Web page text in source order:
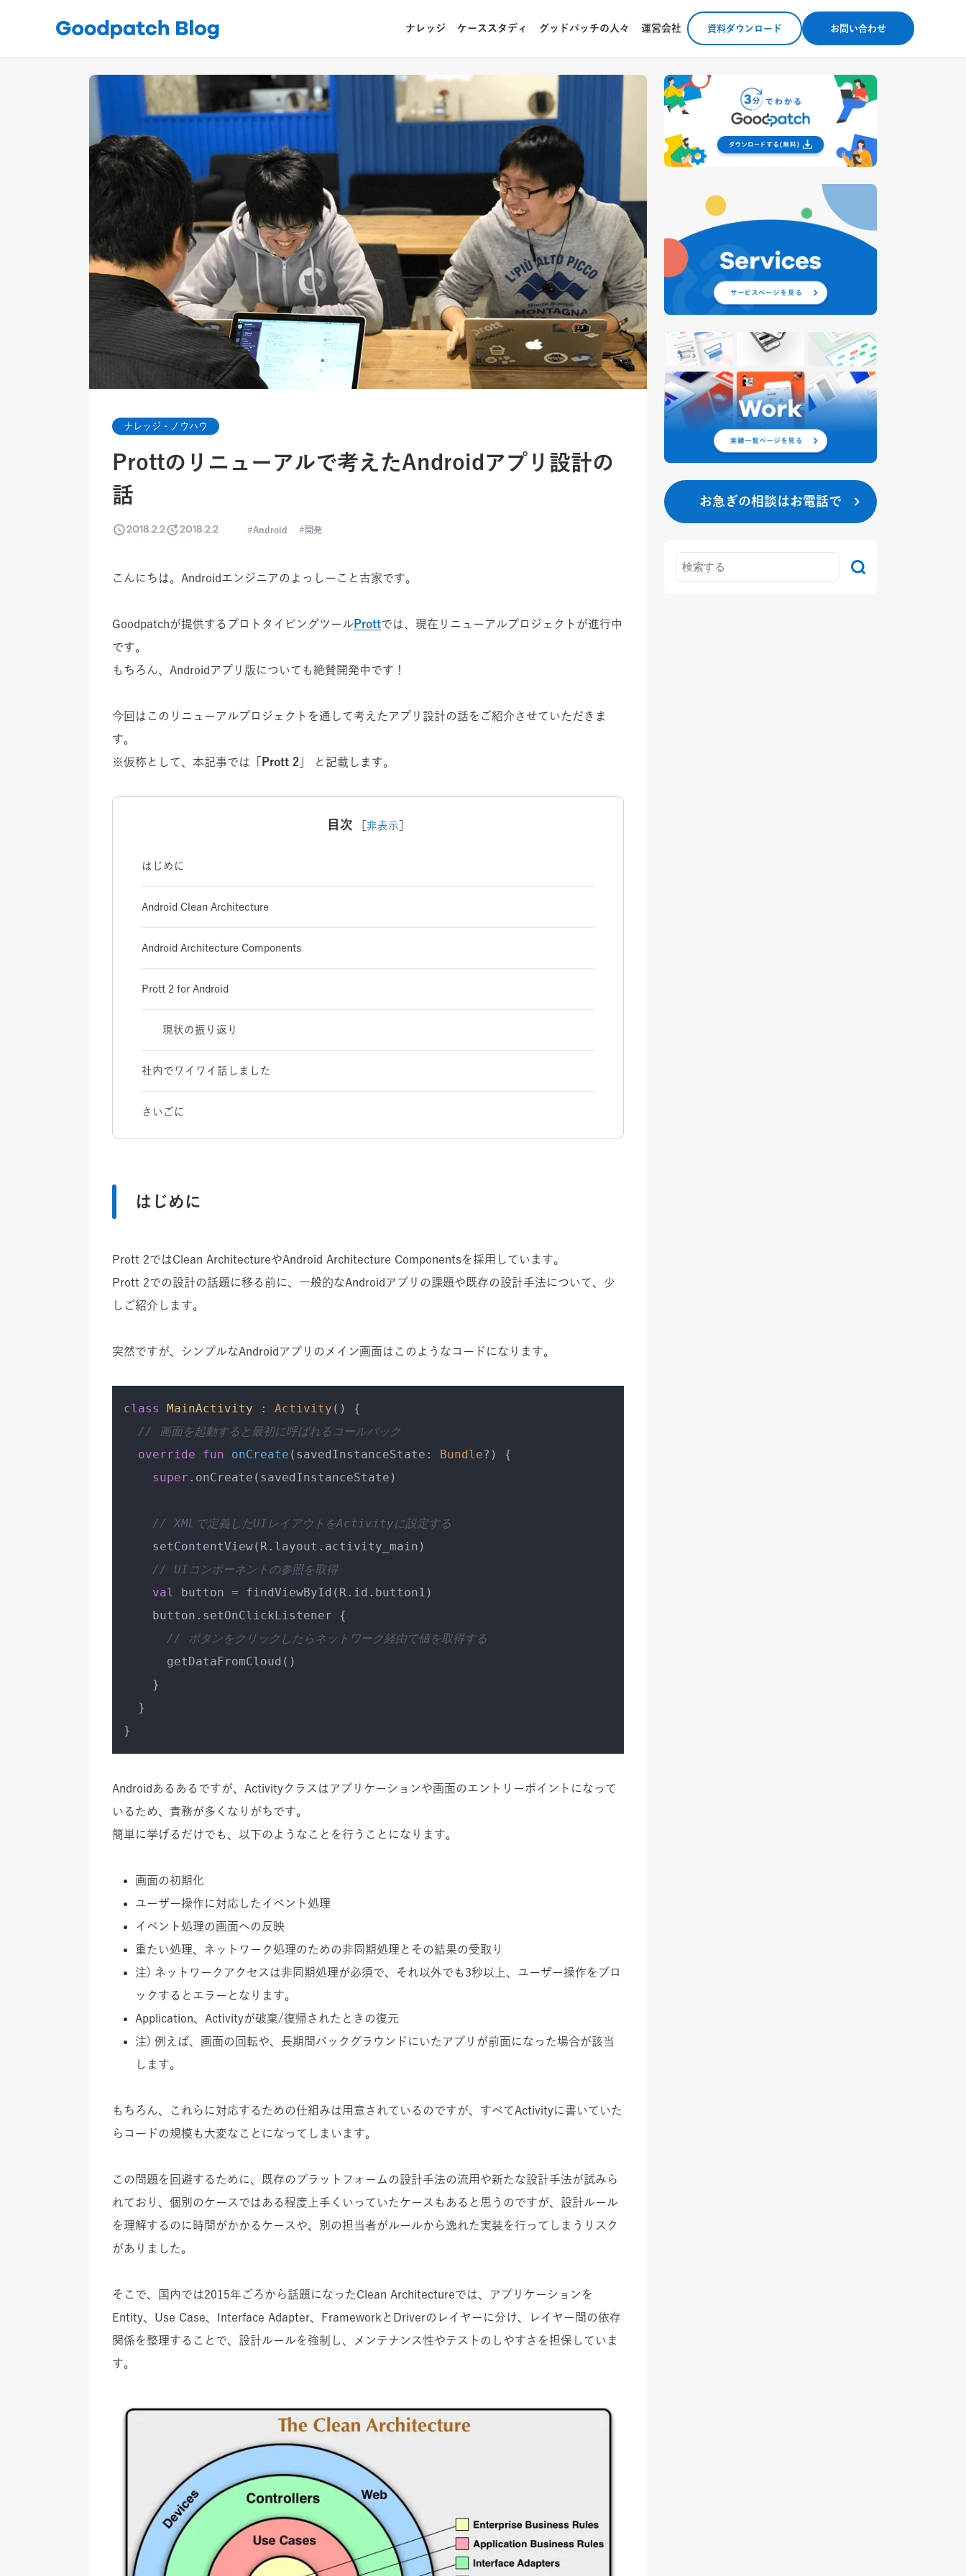
ナレッジ ケーススタディ グッドパッチの人々 運営会社 資料ダウンロード お問い合わせ
ナレッジ・ノウハウ
Prottのリニューアルで考えたAndroidアプリ設計の
話
2018.2.2 2018.2.2 Android 開発
こんにちは。Androidエンジニアのよっしーこと古家です。
Goodpatchが提供するプロトタイピングツール Prottでは、現在リニューアルプロジェクトが進行中
です。
もちろん、Androidアプリ版についても絶賛開発中です！
今回はこのリニューアルプロジェクトを通して考えたアプリ設計の話をご紹介させていただきま
す。
※仮称として、本記事では「
Prott 2 」 と記載します。
目次 非表示
はじめに
Android Clean Architecture
Android Architecture Components
Prott 2 for Android
現状の振り返り
社内でワイワイ話しました
さいごに
はじめに
Prott 2ではClean ArchitectureやAndroid Architecture Componentsを採用しています。
Prott 2での設計の話題に移る前に、一般的なAndroidアプリの課題や既存の設計手法について、少
しご紹介します。
突然ですが、シンプルなAndroidアプリのメイン画面はこのようなコードになります。
class MainActivity : Activity () {
// 画面を起動すると最初に呼ばれるコールバック
override
fun onCreate (savedInstanceState: Bundle?)
{
super .onCreate(savedInstanceState)
// XMLで定義したUIレイアウトをActivityに設定する
    setContentView(R.layout.activity_main)
// UIコンポーネントの参照を取得
val
button = findViewById(R.id.button1)
    button.setOnClickListener {
// ボタンをクリックしたらネットワーク経由で値を取得する
      getDataFromCloud()
    }
  }
Androidあるあるですが、Activityクラスはアプリケーションや画面のエントリーポイントになって
いるため、責務が多くなりがちです。
簡単に挙げるだけでも、以下のようなことを行うことになります。
画面の初期化
ユーザー操作に対応したイベント処理
イベント処理の画面への反映
重たい処理、ネットワーク処理のための非同期処理とその結果の受取り
注) ネットワークアクセスは非同期処理が必須で、それ以外でも3秒以上、ユーザー操作をブロ
ックするとエラーとなります。
Application、Activityが破棄/復帰されたときの復元
注) 例えば、画面の回転や、長期間バックグラウンドにいたアプリが前面になった場合が該当
します。
もちろん、これらに対応するための仕組みは用意されているのですが、すべてActivityに書いていた
らコードの規模も大変なことになってしまいます。
この問題を回避するために、既存のプラットフォームの設計手法の流用や新たな設計手法が試みら
れており、個別のケースではある程度上手くいっていたケースもあると思うのですが、設計ルール
を理解するのに時間がかかるケースや、別の担当者がルールから逸れた実装を行ってしまうリスク
がありました。
そこで、国内では2015年ごろから話題になったClean Architectureでは、アプリケーションを
Entity、Use Case、Interface Adapter、FrameworkとDriverのレイヤーに分け、レイヤー間の依存
関係を整理することで、設計ルールを強制し、メンテナンス性やテストのしやすさを担保していま
す。
お急ぎの相談はお電話で